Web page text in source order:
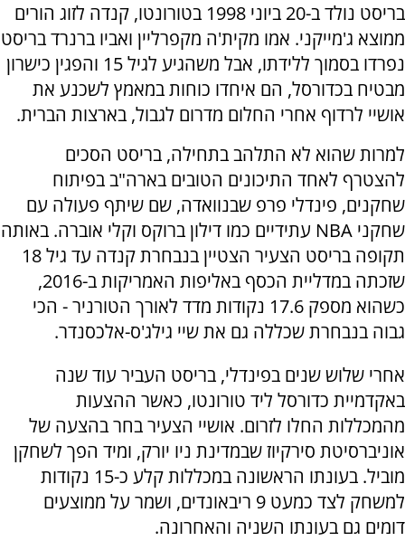
בריסט נולד ב-20 ביוני 1998 בטורונטו, קנדה לזוג הורים
ממוצא ג'מייקני. אמו מקית'ה מקפרליין ואביו ברנרד בריסט
נפרדו בסמוך ללידתו, אבל משהגיע לגיל 15 והפגין כישרון
מבטיח בכדורסל, הם איחדו כוחות במאמץ לשכנע את
אושיי לרדוף אחרי החלום מדרום לגבול, בארצות הברית.
למרות שהוא לא התלהב בתחילה, בריסט הסכים
להצטרף לאחד התיכונים הטובים בארה"ב בפיתוח
שחקנים, פינדלי פרפ שבנוואדה, שם שיתף פעולה עם
שחקני NBA עתידיים כמו דילון ברוקס וקלי אוברה. באותה
תקופה בריסט הצעיר הצטיין בנבחרת קנדה עד גיל 18
שזכתה במדליית הכסף באליפות האמריקות ב-2016,
כשהוא מספק 17.6 נקודות מדד לאורך הטורניר - הכי
גבוה בנבחרת שכללה גם את שיי גילג'ס-אלכסנדר.
אחרי שלוש שנים בפינדלי, בריסט העביר עוד שנה
באקדמיית כדורסל ליד טורונטו, כאשר ההצעות
מהמכללות החלו לזרום. אושיי הצעיר בחר בהצעה של
אוניברסיטת סירקיוז שבמדינת ניו יורק, ומיד הפך לשחקן
מוביל. בעונתו הראשונה במכללות קלע כ-15 נקודות
למשחק לצד כמעט 9 ריבאונדים, ושמר על ממוצעים
דומים גם בעונתו השניה והאחרונה.